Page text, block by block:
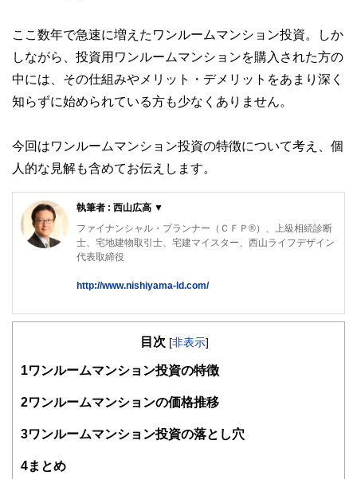
ここ数年で急速に増えたワンルームマンション投資。しか
しながら、投資用ワンルームマンションを購入された方の
中には、その仕組みやメリット・デメリットをあまり深く
知らずに始められている方も少なくありません。
今回はワンルームマンション投資の特徴について考え、個
人的な見解も含めてお伝えします。
執筆者 : 西山広高 ▼
ファイナンシャル・プランナー（ＣＦＰ®）、上級相続診断
士、宅地建物取引士、宅建マイスター、西山ライフデザイン
代表取締役
http://www.nishiyama-ld.com/
「円満な相続のための対策」「家計の見直し」「資産形成・
社での勤務経験を活かし、「マイホーム取得などの不動産仲
バイスを行っている。
西山ライフデザイン株式会社 HP
http://www.nishiyama-ld.com/
目次 [非表示]
1ワンルームマンション投資の特徴
2ワンルームマンションの価格推移
3ワンルームマンション投資の落とし穴
4まとめ